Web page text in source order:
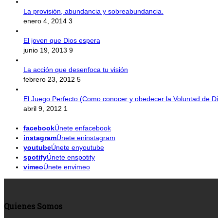
La provisión, abundancia y sobreabundancia.
enero 4, 2014 3
El joven que Dios espera
junio 19, 2013 9
La acción que desenfoca tu visión
febrero 23, 2012 5
El Juego Perfecto (Como conocer y obedecer la Voluntad de
abril 9, 2012 1
facebookÚnete enfacebook
instagramÚnete eninstagram
youtubeÚnete enyoutube
spotifyÚnete enspotify
vimeoÚnete envimeo
Quienes Somos